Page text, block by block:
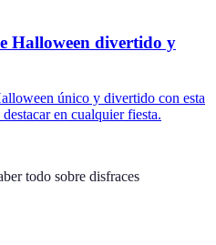
Halloween divertido y
único y divertido con esta
en cualquier fiesta.
todo sobre disfraces